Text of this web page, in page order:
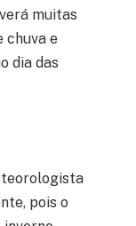
muitas
chuva e
dia das
pois o